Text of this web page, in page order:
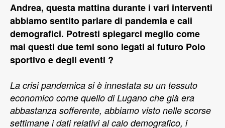
Andrea, questa mattina durante i vari interventi
abbiamo sentito parlare di pandemia e cali
demografici. Potresti spiegarci meglio come
mai questi due temi sono legati al futuro Polo
sportivo e degli eventi ?
La crisi pandemica si è innestata su un tessuto
economico come quello di Lugano che già era
abbastanza sofferente, abbiamo visto nelle scorse
settimane i dati relativi al calo demografico, i